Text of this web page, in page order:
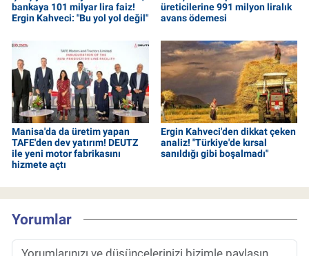
bankaya 101 milyar lira faiz!
Ergin Kahveci: "Bu yol yol değil"
üreticilerine 991 milyon liralık
avans ödemesi
Manisa'da da üretim yapan
TAFE'den dev yatırım! DEUTZ
ile yeni motor fabrikasını
hizmete açtı
Ergin Kahveci'den dikkat çeken
analiz! "Türkiye'de kırsal
sanıldığı gibi boşalmadı"
Yorumlar